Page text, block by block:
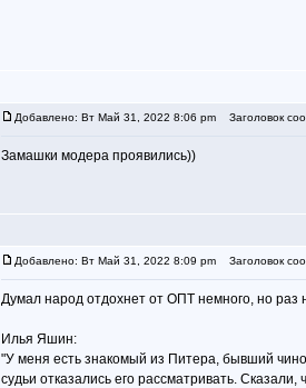
Добавлено: Вт Май 31, 2022 8:06 pm Заголовок
Замашки модера проявились))
Добавлено: Вт Май 31, 2022 8:09 pm Заголовок
Думал народ отдохнет от ОПТ немного, но раз
Илья Яшин:
"У меня есть знакомый из Питера, бывший
судьи отказались его рассматривать.